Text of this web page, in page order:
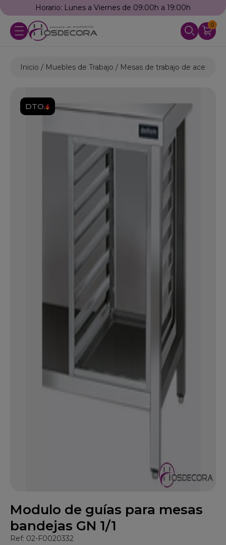
Horario: Lunes a Viernes de 09:00h a 19:00h
0
Inicio Muebles de Trabajo Mesas de trabajo de acero
DTO.
Modulo de guías para mesas
bandejas GN 1/1
Ref: 02-F0020332